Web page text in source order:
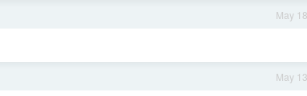
May 18
May 13